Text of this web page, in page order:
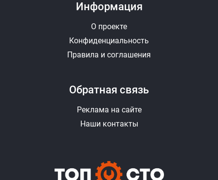
Информация
О проекте
Конфиденциальность
Правила и соглашения
Обратная связь
Реклама на сайте
Наши контакты